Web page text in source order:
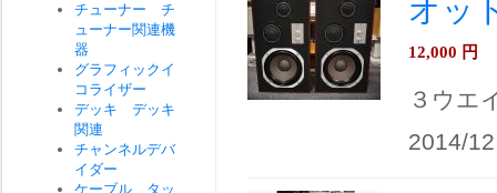
オッ
12,000 円
３ウエ
2014/12
チューナー チ
ューナー関連機
器
グラフィックイ
コライザー
デッキ デッキ
関連
チャンネルデバ
イダー
ケーブル タッ